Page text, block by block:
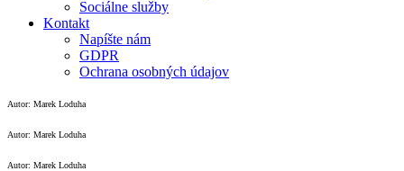
Sociálne služby
Kontakt
Napíšte nám
GDPR
Ochrana osobných údajov
Autor: Marek Loduha
Autor: Marek Loduha
Autor: Marek Loduha